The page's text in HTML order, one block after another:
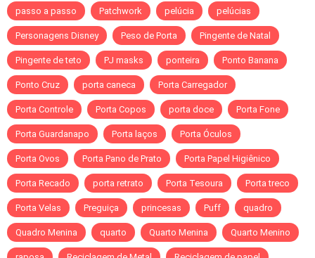
passo a passo Patchwork pelúcia pelúcias
Personagens Disney Peso de Porta Pingente de Natal
Pingente de teto PJ masks ponteira Ponto Banana
Ponto Cruz porta caneca Porta Carregador
Porta Controle Porta Copos porta doce Porta Fone
Porta Guardanapo Porta laços Porta Óculos
Porta Ovos Porta Pano de Prato Porta Papel Higiênico
Porta Recado porta retrato Porta Tesoura Porta treco
Porta Velas Preguiça princesas Puff quadro
Quadro Menina quarto Quarto Menina Quarto Menino